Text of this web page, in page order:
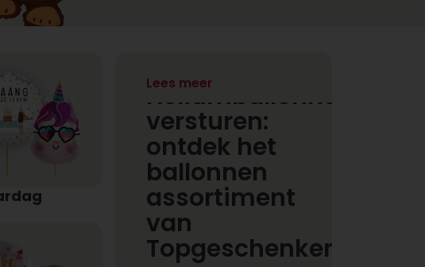
Heliumballonnen
versturen:
ontdek het
ballonnen
assortiment
van
Topgeschenken.nl
Lees meer